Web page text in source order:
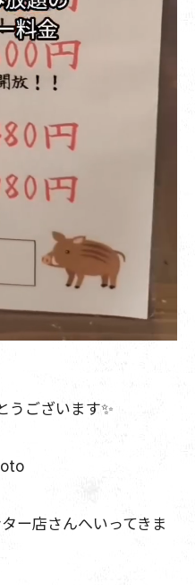
うございます✨
ー店さんへいってきま